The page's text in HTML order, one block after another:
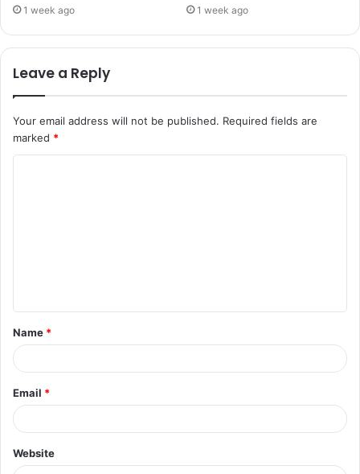
1 week ago 1 week ago
Leave a Reply
Your email address will not be published. Required fields are
marked *
Name *
Email *
Website